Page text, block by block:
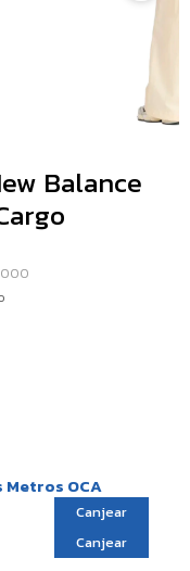
Balance
OCA
Canjear
Canjear